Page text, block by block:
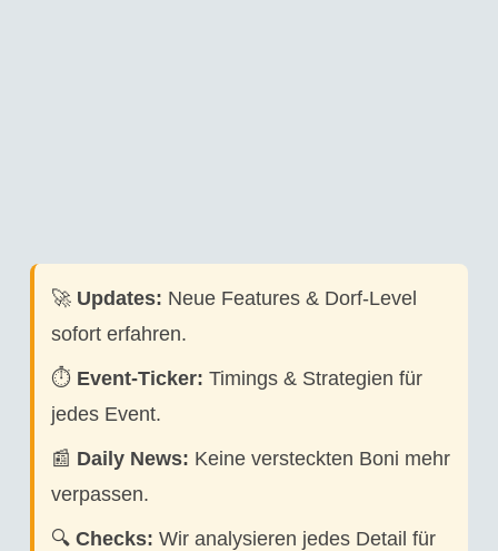
🚀 Updates: Neue Features & Dorf-Level
sofort erfahren.
⏱️ Event-Ticker: Timings & Strategien für
jedes Event.
📰 Daily News: Keine versteckten Boni mehr
verpassen.
🔍 Checks: Wir analysieren jedes Detail für